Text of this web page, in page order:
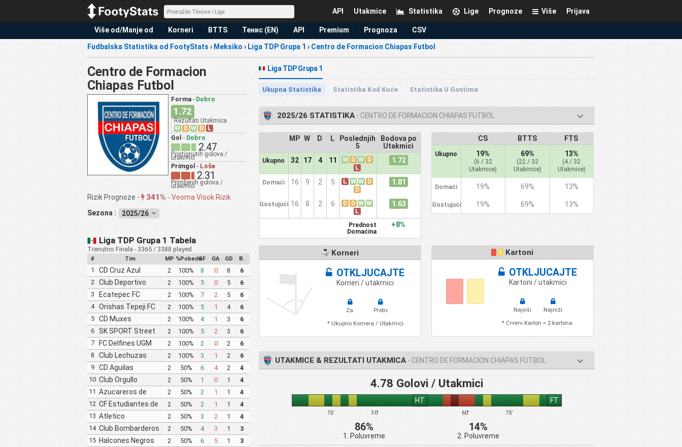
Prijava
Više
Prognoze
Lige
Statistika
Utakmice
API
Više od/Manje od Korneri BTTS Тенис (EN) API Premium Prognoza CSV
Fudbalska Statistika od FootyStats › Meksiko › Liga TDP Grupa 1 › Centro de Formacion Chiapas Futbol
Centro de Formacion
Chiapas Futbol
Forma - Dobro
1.72
Rezultati Utakmica
W D W D L
Gol - Dobro
2.47
Postignutih golova /
utakmici
Primgol - Loše
2.31
Primljenih golova /
utakmici
Rizik Prognoze - 341% - Veoma Visok Rizik
Sezona :
2025/26
Liga TDP Grupa 1 Tabela
Trenutno Finala - 3365 / 3388 played
# Tim MP %PobedaGF GA GD B.
1
CD Cruz Azul
Lagunas
2 100% 8 0 8
6
2
Club Deportivo
Yautepec
2 100% 5 0 5
6
3
Ecatepec FC 2 100% 7 2 5
6
4
Orishas Tepeji FC 2 100% 5 1 4
6
5
CD Muxes 2 100% 4 1 3
6
6
SK SPORT Street
Soccer FC
2 100% 5 2 3
6
7
FC Delfines UGM 2 100% 2 0 2
6
8
Club Lechuzas
UPGCH
2 100% 3 1 2
6
9
CD Aguilas
Universidad
Autonoma de
Guerrero
2 50% 6 4 2
4
10 Club Orgullo
Surtam
2 50% 1 0 1
4
11 Azucareros de
Tezonapa FC
2 50% 2 1 1
4
12 CF Estudiantes de
Atlacomulco
2 50% 2 1 1
4
13 Atletico
Cuernavaca Tigres
Yautepec
2 50% 3 2 1
4
14 Club Bombarderos
de Tecamac
2 50% 4 3 1
3
15 Halcones Negros
2 50% 6 5 1
3
Liga TDP Grupa 1
Ukupna Statistika Statistika Kod Kuće Statistika U Gostima
2025/26 STATISTIKA - CENTRO DE FORMACION CHIAPAS FUTBOL
MP W D L
Poslednjih
5
Bodova po
Utakmici
Ukupno 32 17 4 11 W D W D
L
1.72
Domaći 16 9 2 5 L W W D
D
1.81
Gostujući 16 8 2 6 D D W W
L
1.63
Prednost
Domaćina
+8%
CS BTTS FTS
Ukupno 19%
(6 / 32
Utakmice)
69%
(22 / 32
Utakmice)
13%
(4 / 32
Utakmice)
Domaći 19% 69% 13%
Gostujući 19% 69% 13%
Korneri
OTKLJUCAJTE
Korneri / utakmici
Za
Protiv
* Ukupno Kornera / Utakmici
Kartoni
OTKLJUCAJTE
Kartoni / utakmici
Najviši
Najniži
* Crveni Karton = 2 kartona.
UTAKMICE & REZULTATI UTAKMICA - CENTRO DE FORMACION CHIAPAS FUTBOL
4.78 Golovi / Utakmici
15' 30'
HT
60' 75'
FT
86%
1. Poluvreme
14%
2. Poluvreme